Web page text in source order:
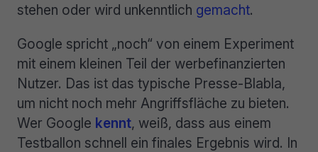
stehen oder wird unkenntlich gemacht.
Google spricht „noch“ von einem Experiment
mit einem kleinen Teil der werbefinanzierten
Nutzer. Das ist das typische Presse-Blabla,
um nicht noch mehr Angriffsfläche zu bieten.
Wer Google kennt, weiß, dass aus einem
Testballon schnell ein finales Ergebnis wird. In